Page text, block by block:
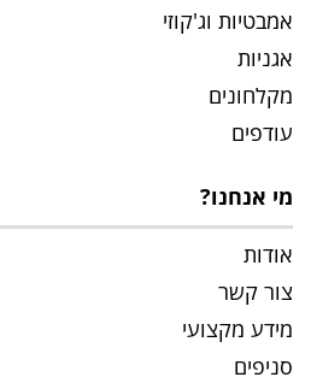
אמבטיות וג'קוזי
אגניות
מקלחונים
עודפים
מי אנחנו?
אודות
צור קשר
מידע מקצועי
סניפים